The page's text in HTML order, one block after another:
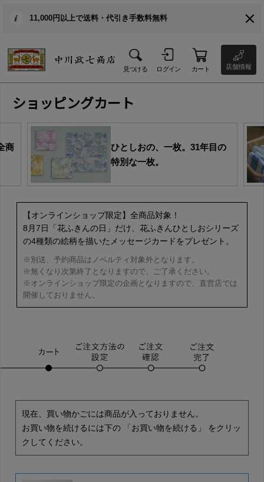
11,000円以上で送料・代引き手数料無料
見つける ログイン カート 店舗情報
ショッピングカート
商
ひとしおの、一枚。31年目の
特別な一枚。
【オンラインショップ限定】全商品対象！
8月7日「花ふきんの日」だけ、花ふきんひとしおシリーズ
の4種類の絵柄を描いたメッセージカードをプレゼント。
※別送、予約商品はノベルティ対象外となります。
※無くなり次第終了となりますので、ご了承ください。
※オンラインショップ限定の企画となりますので、直営店では
開催しておりません。
現在、買い物かごには商品が入っておりません。
お買い物を続けるには下の 「お買い物を続ける」 をクリッ
クしてください。